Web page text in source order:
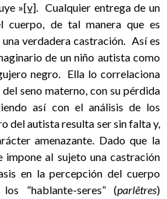
»[v]. Cualquier entrega de un
cuerpo, de tal manera que es
verdadera castración. Así es
de un niño autista como
negro. Ella lo correlaciona
seno materno, con su pérdida
así con el análisis de los
del autista resulta ser sin falta y,
amenazante. Dado que la
al sujeto una castración
en la percepción del cuerpo
“hablante-seres” (parlêtres)